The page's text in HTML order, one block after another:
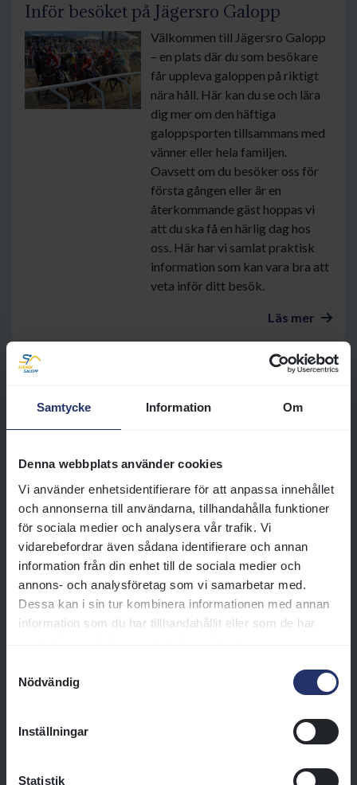
Samtycke Information Om
Denna webbplats använder cookies
Vi använder enhetsidentifierare för att anpassa innehållet
och annonserna till användarna, tillhandahålla funktioner
för sociala medier och analysera vår trafik. Vi
vidarebefordrar även sådana identifierare och annan
information från din enhet till de sociala medier och
annons- och analysföretag som vi samarbetar med.
Dessa kan i sin tur kombinera informationen med annan
information som du har tillhandahållit eller som de har
Nödvändig
Inställningar
Statistik
Inför besöket på Jägersro Galopp
Välkommen till Jägersro Galopp
– en plats där du som besökare
får uppleva galoppen på riktigt
nära håll. Här kan du se och lära
dig mer om den häftiga
galoppsporten tillsammans med
vänner eller hela familjen.
Oavsett om du besöker oss för
första gången eller är en
återkommande gäst hoppas vi
att du ska få en härlig dag hos
oss. Här har vi samlat praktisk
information som kan vara bra att
veta inför ditt besök.
Läs mer
Mat och dryck
Välkommen att ta del av vårt
av Pembert & Co. och våra
under tävlingsdagar. Utbudet
varierar något beroende på
vilken dag det är och här kan du
läsa mer om vad som serveras
under respektive dagar.
Läs mer
Allt du behöver veta om